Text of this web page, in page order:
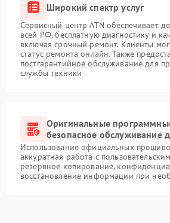
Широкий спектр услуг
Сервисный центр ATN обеспечивает
всей РФ, бесплатную диагностику и
включая срочный ремонт. Клиенты
статус ремонта онлайн. Также
постгарантийное обслуживание для
службы техники
Оригинальные
безопасное обслуживание
Использование официальных
аккуратная работа с
резервное копирование,
восстановление информации при